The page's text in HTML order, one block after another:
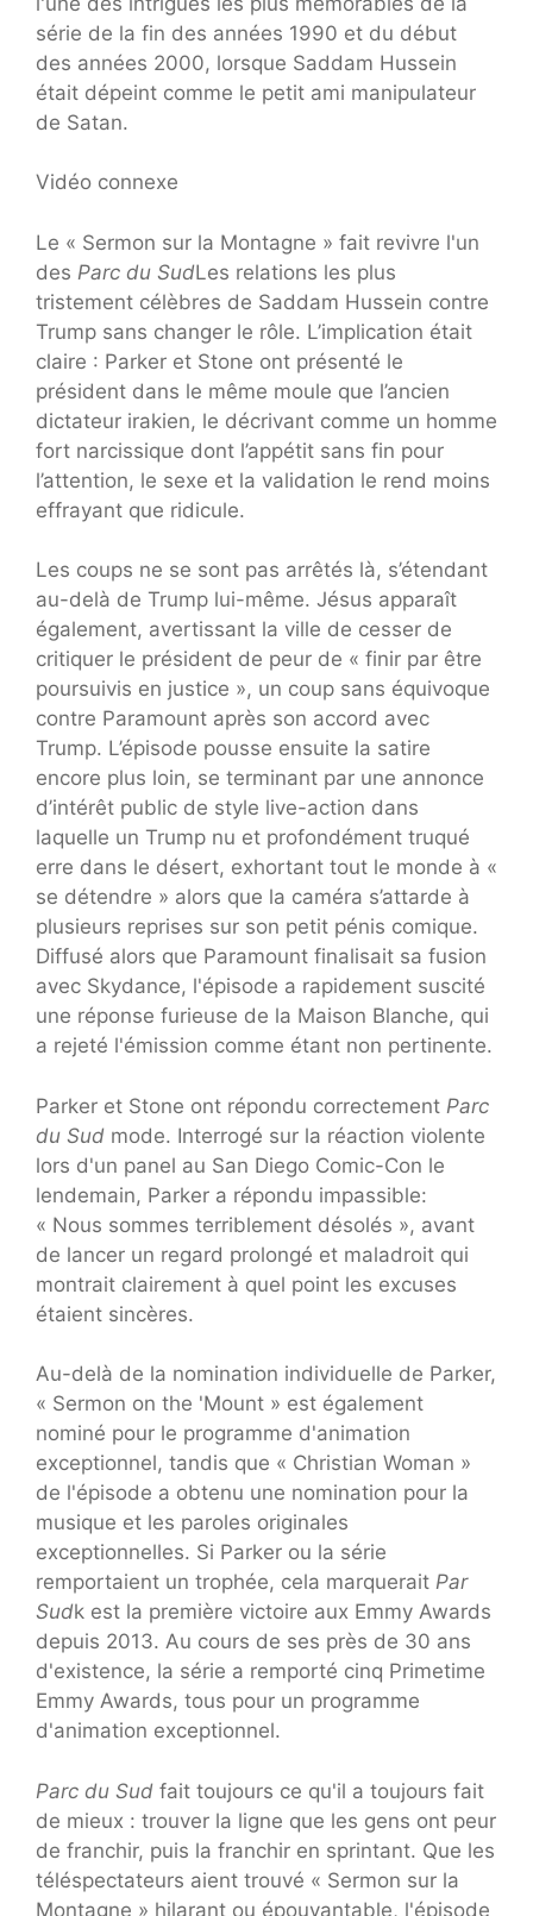
série de la fin des années 1990 et du début
des années 2000, lorsque Saddam Hussein
était dépeint comme le petit ami manipulateur
de Satan.
Vidéo connexe
Le « Sermon sur la Montagne » fait revivre l'un
des Parc du SudLes relations les plus
tristement célèbres de Saddam Hussein contre
Trump sans changer le rôle. L’implication était
claire : Parker et Stone ont présenté le
président dans le même moule que l’ancien
dictateur irakien, le décrivant comme un homme
fort narcissique dont l’appétit sans fin pour
l’attention, le sexe et la validation le rend moins
effrayant que ridicule.
Les coups ne se sont pas arrêtés là, s’étendant
au-delà de Trump lui-même. Jésus apparaît
également, avertissant la ville de cesser de
critiquer le président de peur de « finir par être
poursuivis en justice », un coup sans équivoque
contre Paramount après son accord avec
Trump. L’épisode pousse ensuite la satire
encore plus loin, se terminant par une annonce
d’intérêt public de style live-action dans
laquelle un Trump nu et profondément truqué
erre dans le désert, exhortant tout le monde à «
se détendre » alors que la caméra s’attarde à
plusieurs reprises sur son petit pénis comique.
Diffusé alors que Paramount finalisait sa fusion
avec Skydance, l'épisode a rapidement suscité
une réponse furieuse de la Maison Blanche, qui
a rejeté l'émission comme étant non pertinente.
Parker et Stone ont répondu correctement Parc
du Sud mode. Interrogé sur la réaction violente
lors d'un panel au San Diego Comic-Con le
lendemain, Parker a répondu impassible:
« Nous sommes terriblement désolés », avant
de lancer un regard prolongé et maladroit qui
montrait clairement à quel point les excuses
étaient sincères.
Au-delà de la nomination individuelle de Parker,
« Sermon on the 'Mount » est également
nominé pour le programme d'animation
exceptionnel, tandis que « Christian Woman »
de l'épisode a obtenu une nomination pour la
musique et les paroles originales
exceptionnelles. Si Parker ou la série
remportaient un trophée, cela marquerait Par
Sudk est la première victoire aux Emmy Awards
depuis 2013. Au cours de ses près de 30 ans
d'existence, la série a remporté cinq Primetime
Emmy Awards, tous pour un programme
d'animation exceptionnel.
Parc du Sud fait toujours ce qu'il a toujours fait
de mieux : trouver la ligne que les gens ont peur
de franchir, puis la franchir en sprintant. Que les
téléspectateurs aient trouvé « Sermon sur la
Montagne » hilarant ou épouvantable, l'épisode